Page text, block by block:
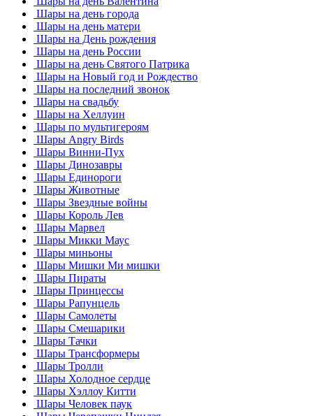
Шары на день города
Шары на день матери
Шары на День рождения
Шары на день России
Шары на день Святого Патрика
Шары на Новый год и Рождество
Шары на последний звонок
Шары на свадьбу
Шары на Хеллуин
Шары по мультигероям
Шары Angry Birds
Шары Винни-Пух
Шары Динозавры
Шары Единороги
Шары Животные
Шары Звездные войны
Шары Король Лев
Шары Марвел
Шары Микки Маус
Шары миньоны
Шары Мишки Ми мишки
Шары Пираты
Шары Принцессы
Шары Рапунцель
Шары Самолеты
Шары Смешарики
Шары Тачки
Шары Трансформеры
Шары Тролли
Шары Холодное сердце
Шары Хэллоу Китти
Шары Человек паук